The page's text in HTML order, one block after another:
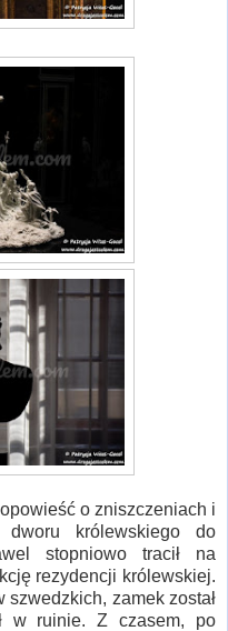
o zniszczeniach i
dworu królewskiego do
stopniowo tracił na
rezydencji królewskiej.
zamek został
w ruinie. Z czasem, po